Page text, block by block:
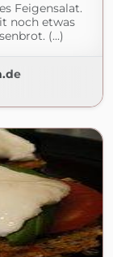
Feigensalat.
noch etwas
(...)